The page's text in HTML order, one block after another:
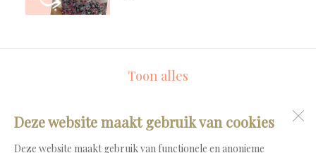
Deze website maakt gebruik van cookies
Deze website maakt gebruik van functionele en anonieme
Toon alles
Marion's Hairstyling